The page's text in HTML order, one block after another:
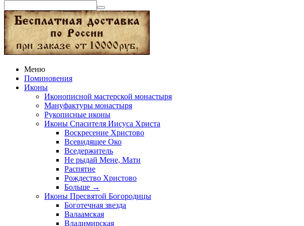
Меню
Поминовения
Иконы
Иконописной мастерской монастыря
Мануфактуры монастыря
Рукописные иконы
Иконы Спасителя Иисуса Христа
Воскресение Христово
Всевидящее Око
Вседержитель
Не рыдай Мене, Мати
Распятие
Рождество Христово
Больше →
Иконы Пресвятой Богородицы
Боготечная звезда
Валаамская
Владимирская